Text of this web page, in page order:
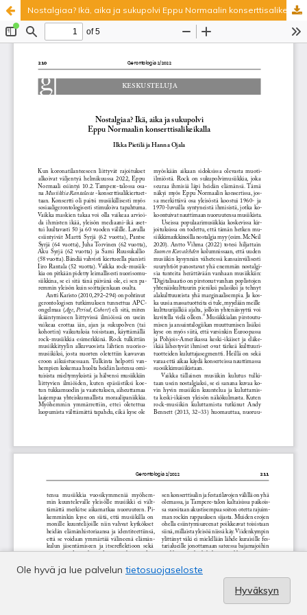
Nostalgiaa? Ikä, aika ja sukupolvi Eppu Normaalin konserttisalikeikalla
Ole hyvä ja lue palvelun tietosuojaseloste
Hyväksyn
Palvelua ylläpitää Tieteellisten seurain valtuuskunta